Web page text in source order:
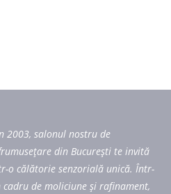
2003, salonul nostru de
din București te invită
o călătorie senzorială unică. Într-
cadru de moliciune și rafinament,